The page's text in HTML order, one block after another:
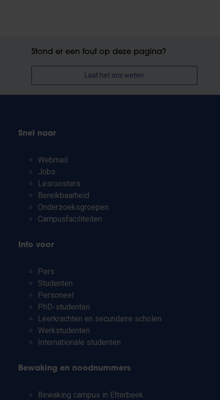
Stond er een fout op deze pagina?
Laat het ons weten
Snel naar
Webmail
Jobs
Lesroosters
Bereikbaarheid
Onderzoeksgroepen
Campusfaciliteiten
Info voor
Pers
Studenten
Personeel
PhD-studenten
Leerkrachten en secundaire scholen
Werkstudenten
Internationale studenten
Bewaking en noodnummers
Bewaking campus in Etterbeek